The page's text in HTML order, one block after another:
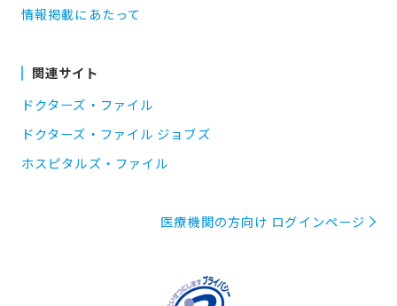
情報掲載にあたって
関連サイト
ドクターズ・ファイル
ドクターズ・ファイル ジョブズ
ホスピタルズ・ファイル
医療機関の方向け ログインページ